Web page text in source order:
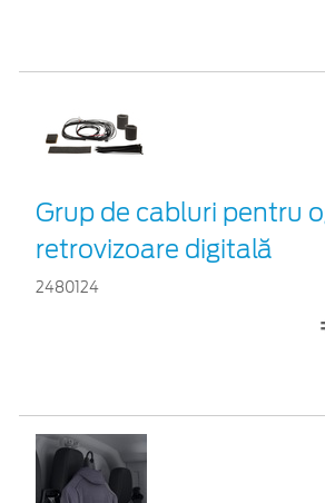
Grup de cabluri pentru
retrovizoare digitală
2480124